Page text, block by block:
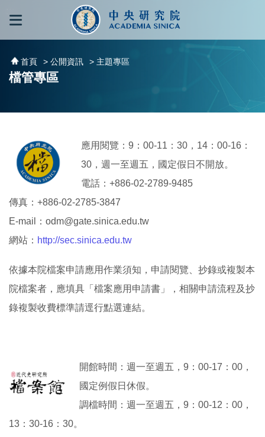
跳到主要內容區塊
首頁 > 公開資訊 > 主題專區
檔管專區
應用閱覽：9：00-11：30，14：00-16：
30，週一至週五，國定假日不開放。
電話：+886-02-2789-9485
傳真：+886-02-2785-3847
E-mail： odm@gate.sinica.edu.tw
網站： http://sec.sinica.edu.tw
依據本院檔案申請應用作業須知，申請閱覽、抄錄或複製本
院檔案者，應填具「檔案應用申請書」，相關申請流程及抄
錄複製收費標準請逕行點選連結。
開館時間：週一至週五，9：00-17：00，
國定例假日休假。
調檔時間：週一至週五，9：00-12：00，
13：30-16：30。